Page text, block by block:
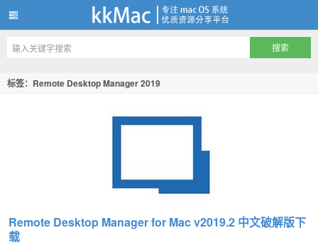
kkMac
标签：Remote Desktop Manager 2019
Remote Desktop Manager for Mac v2019.2 中文破解版下
载